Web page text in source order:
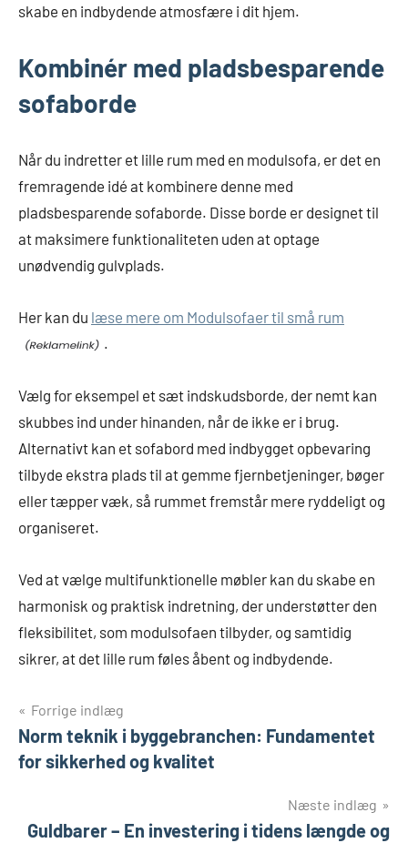
skabe en indbydende atmosfære i dit hjem.
Kombinér med pladsbesparende
sofaborde
Når du indretter et lille rum med en modulsofa, er det en
fremragende idé at kombinere denne med
pladsbesparende sofaborde. Disse borde er designet til
at maksimere funktionaliteten uden at optage
unødvendig gulvplads.
Her kan du læse mere om Modulsofaer til små rum
.
Vælg for eksempel et sæt indskudsborde, der nemt kan
skubbes ind under hinanden, når de ikke er i brug.
Alternativt kan et sofabord med indbygget opbevaring
tilbyde ekstra plads til at gemme fjernbetjeninger, bøger
eller tæpper væk, så rummet fremstår mere ryddeligt og
organiseret.
Ved at vælge multifunktionelle møbler kan du skabe en
harmonisk og praktisk indretning, der understøtter den
fleksibilitet, som modulsofaen tilbyder, og samtidig
sikrer, at det lille rum føles åbent og indbydende.
Indlægsnavigation
Forrige indlæg
Norm teknik i byggebranchen: Fundamentet
for sikkerhed og kvalitet
Næste indlæg
Guldbarer – En investering i tidens længde og